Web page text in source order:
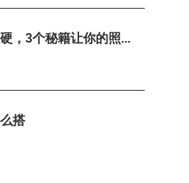
，3个秘籍让你的照...
搭